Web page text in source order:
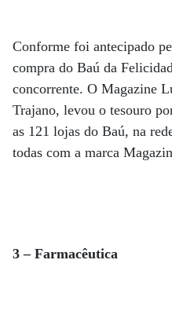
Conforme foi antecipado
compra do Baú da
concorrente. O Magazine
Trajano, levou o tesouro
as 121 lojas do Baú, na
todas com a marca
3 – Farmacêutica